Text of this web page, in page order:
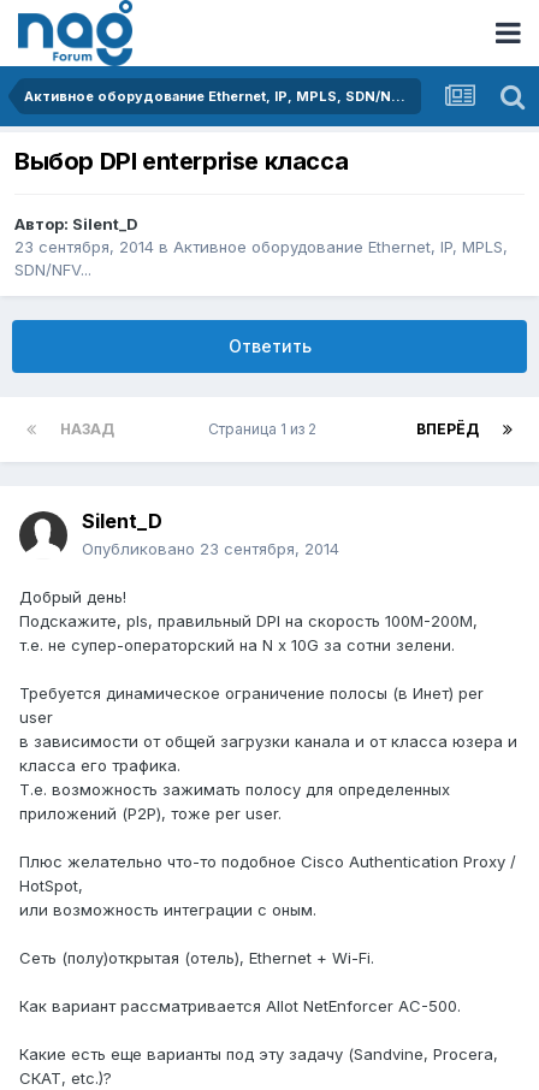
Активное оборудование Ethernet, IP, MPLS, SDN/NFV...
Выбор DPI еnterprise класса
Автор: Silent_D
23 сентября, 2014 в Активное оборудование Ethernet, IP, MPLS,
SDN/NFV...
Ответить
НАЗАД ВПЕРЁД
Страница 1 из 2
Silent_D
Опубликовано 23 сентября, 2014
Добрый день!
Подскажите, pls, правильный DPI на скорость 100M-200M,
т.е. не супер-операторский на N x 10G за сотни зелени.
Требуется динамическое ограничение полосы (в Инет) per
user
в зависимости от общей загрузки канала и от класса юзера и
класса его трафика.
Т.е. возможность зажимать полосу для определенных
приложений (P2P), тоже per user.
Плюс желательно что-то подобное Cisco Authentication Proxy /
HotSpot,
или возможность интеграции с оным.
Сеть (полу)открытая (отель), Ethernet + Wi-Fi.
Как вариант рассматривается Allot NetEnforcer AC-500.
Какие есть еще варианты под эту задачу (Sandvine, Procera,
СКАТ, etc.)?